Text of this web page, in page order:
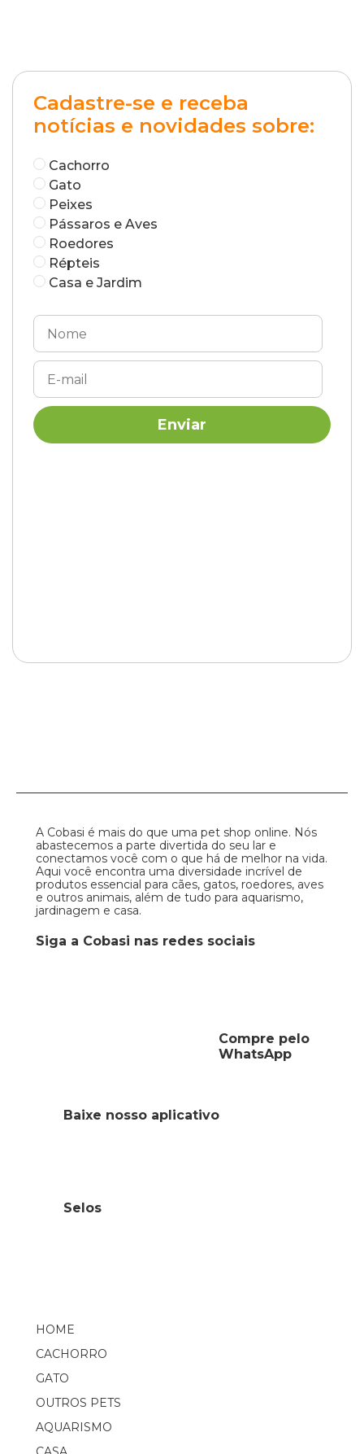
Cadastre-se e receba
notícias e novidades sobre:
Cachorro
Gato
Peixes
Pássaros e Aves
Roedores
Répteis
Casa e Jardim
A Cobasi é mais do que uma pet shop online. Nós
abastecemos a parte divertida do seu lar e
conectamos você com o que há de melhor na vida.
Aqui você encontra uma diversidade incrível de
produtos essencial para cães, gatos, roedores, aves
e outros animais, além de tudo para aquarismo,
jardinagem e casa.
Siga a Cobasi nas redes sociais
Compre pelo
WhatsApp
HOME
CACHORRO
GATO
OUTROS PETS
AQUARISMO
Baixe nosso aplicativo
Selos